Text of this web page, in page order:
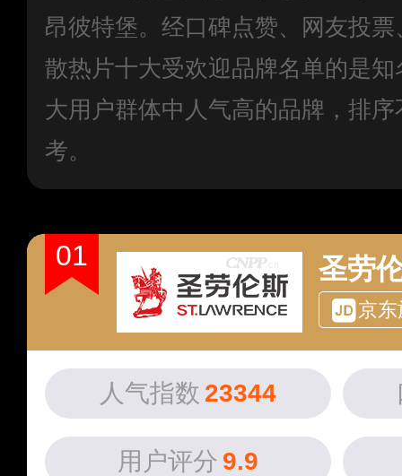
昂彼特堡。经口碑点赞、网友投
散热片十大受欢迎品牌名单的是
大用户群体中人气高的品牌，排
考。
01
京
人气指数 23344
用户评分 9.9